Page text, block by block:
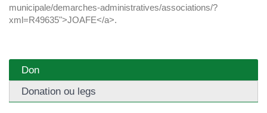
municipale/demarches-administratives/associations/?
xml=R49635">JOAFE</a>.
Don
Donation ou legs